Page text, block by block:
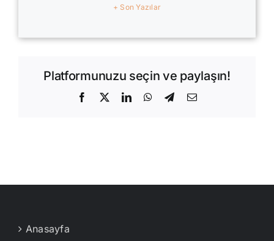
+ Son Yazılar
Platformunuzu seçin ve paylaşın!
Facebook
X LinkedInWhatsApp
Telegram
E-
Anasayfa